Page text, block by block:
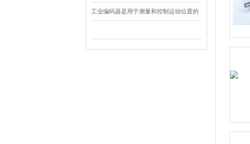
了准确定位
工业编码器是用于测量和控制运动位置的